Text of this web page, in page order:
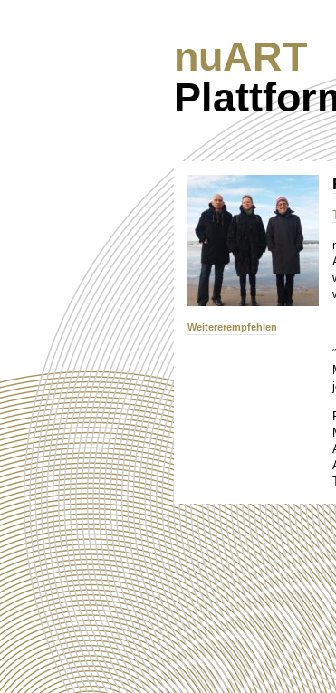
nuART
Weitererempfehlen